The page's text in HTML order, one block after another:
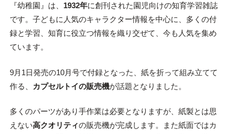
『幼稚園』は、 1932年に創刊された園児向けの知育学習雑誌
です。子どもに人気のキャラクター情報を中心に、多くの付
録と学習、知育に役立つ情報を織り交ぜて、今も人気を集め
ています。
9月1日発売の10月号で付録となった、紙を折って組み立てて
作る、
カプセルトイの販売機が話題となりました。
多くのパーツがあり手作業は必要となりますが、紙製とは思
えない高クオリティの販売機が完成します。また紙面ではカ